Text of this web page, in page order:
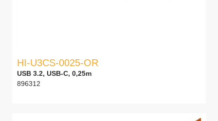
HI-U3CS-0025-OR
USB 3.2, USB-C, 0,25m
896312